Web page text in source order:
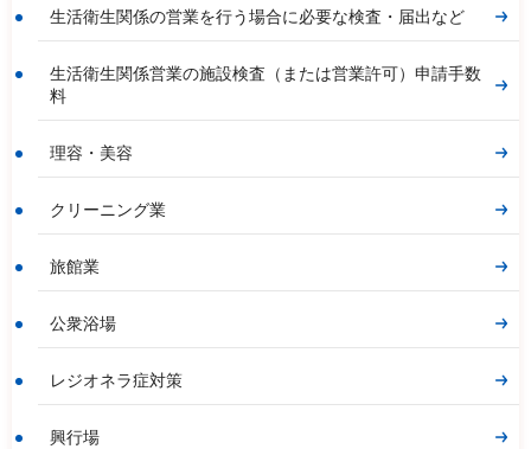
生活衛生関係の営業を行う場合に必要な検査・届出など
生活衛生関係営業の施設検査（または営業許可）申請手数
料
理容・美容
クリーニング業
旅館業
公衆浴場
レジオネラ症対策
興行場